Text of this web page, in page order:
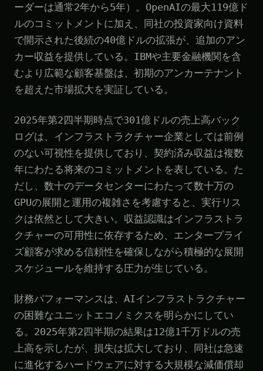
ーダーは通常2年から5年）。OpenAIの最大119億ド
ルのコミットメントに加え、同社の投資家向け資料
で開示された後続の40億ドルの拡張が、追加のアン
カー収益を提供している。IBMや主要金融機関を含
むより広範な顧客基盤は、初期のアンカーテナント
を超えた市場拡大を実証している。
2025年第2四半期時点で301億ドルの売上高バック
ログは、インフラストラクチャー企業としては前例
のない可視性を提供しており、契約済み収益は複数
年にわたる将来のコミットメントを表している。た
だし、数十のデータセンターにわたって数十万の
GPUの展開と運用の複雑さを考慮すると、実行リス
クは依然として大きい。収益認識はインフラストラ
クチャーの可用性に依存するため、エンタープライ
ズ顧客が求める信頼性を確保しながら積極的な展開
スケジュールを維持する圧力が生じている。
財務パフォーマンスは、AIインフラストラクチャー
の困難なユニットエコノミクスを明らかにしてい
る。2025年第2四半期の結果は12億1千万ドルの売
上高を示したが、損失は拡大しており、同社は急速
に進化するハードウェアに対する大規模な減価償却